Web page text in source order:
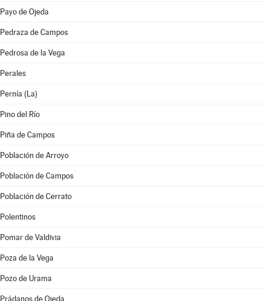
Payo de Ojeda
Pedraza de Campos
Pedrosa de la Vega
Perales
Pernía (La)
Pino del Río
Piña de Campos
Población de Arroyo
Población de Campos
Población de Cerrato
Polentinos
Pomar de Valdivia
Poza de la Vega
Pozo de Urama
Prádanos de Ojeda